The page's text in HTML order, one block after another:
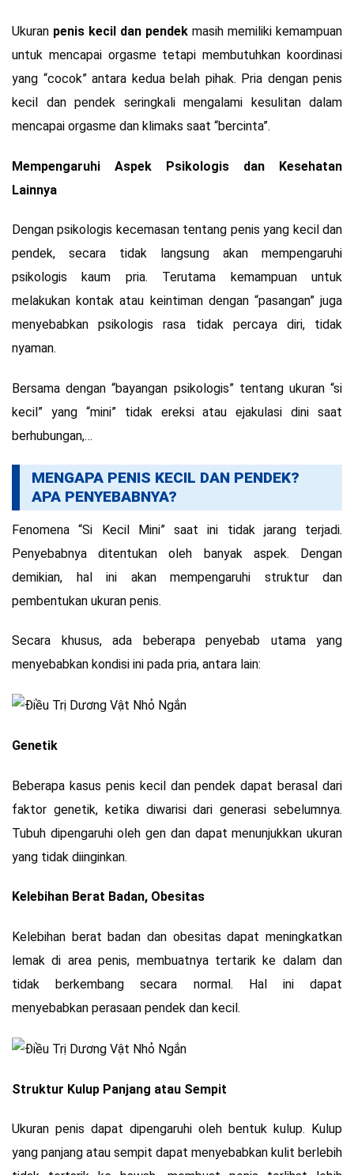
Ukuran penis kecil dan pendek masih memiliki kemampuan
untuk mencapai orgasme tetapi membutuhkan koordinasi
yang “cocok” antara kedua belah pihak. Pria dengan penis
kecil dan pendek seringkali mengalami kesulitan dalam
mencapai orgasme dan klimaks saat “bercinta”.
Mempengaruhi Aspek Psikologis dan Kesehatan
Lainnya
Dengan psikologis kecemasan tentang penis yang kecil dan
pendek, secara tidak langsung akan mempengaruhi
psikologis kaum pria. Terutama kemampuan untuk
melakukan kontak atau keintiman dengan “pasangan” juga
menyebabkan psikologis rasa tidak percaya diri, tidak
nyaman.
Bersama dengan “bayangan psikologis” tentang ukuran “si
kecil” yang “mini” tidak ereksi atau ejakulasi dini saat
berhubungan,…
MENGAPA PENIS KECIL DAN PENDEK?
APA PENYEBABNYA?
Fenomena “Si Kecil Mini” saat ini tidak jarang terjadi.
Penyebabnya ditentukan oleh banyak aspek. Dengan
demikian, hal ini akan mempengaruhi struktur dan
pembentukan ukuran penis.
Secara khusus, ada beberapa penyebab utama yang
menyebabkan kondisi ini pada pria, antara lain:
Genetik
Beberapa kasus penis kecil dan pendek dapat berasal dari
faktor genetik, ketika diwarisi dari generasi sebelumnya.
Tubuh dipengaruhi oleh gen dan dapat menunjukkan ukuran
yang tidak diinginkan.
Kelebihan Berat Badan, Obesitas
Kelebihan berat badan dan obesitas dapat meningkatkan
lemak di area penis, membuatnya tertarik ke dalam dan
tidak berkembang secara normal. Hal ini dapat
menyebabkan perasaan pendek dan kecil.
Struktur Kulup Panjang atau Sempit
Ukuran penis dapat dipengaruhi oleh bentuk kulup. Kulup
yang panjang atau sempit dapat menyebabkan kulit berlebih